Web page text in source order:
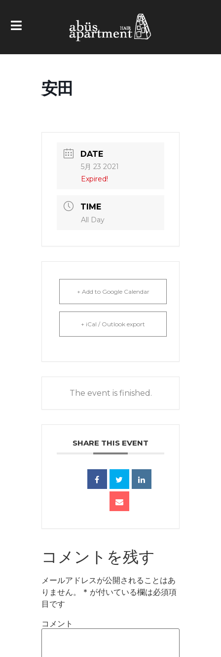
安田
DATE
5月 23 2021
Expired!
TIME
All Day
+ Add to Google Calendar
+ iCal / Outlook export
The event is finished.
SHARE THIS EVENT
コメントを残す
メールアドレスが公開されることはあ
りません。
* が付いている欄は必須項
目です
コメント